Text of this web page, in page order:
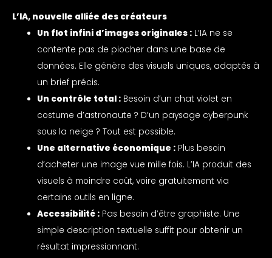
L’IA, nouvelle alliée des créateurs
Un flot infini d’images originales : L’IA ne se
contente pas de piocher dans une base de
données. Elle génère des visuels uniques, adaptés à
un brief précis.
Un contrôle total : Besoin d’un chat violet en
costume d’astronaute ? D’un paysage cyberpunk
sous la neige ? Tout est possible.
Une alternative économique : Plus besoin
d’acheter une image vue mille fois. L’IA produit des
visuels à moindre coût, voire gratuitement via
certains outils en ligne.
Accessibilité : Pas besoin d’être graphiste. Une
simple description textuelle suffit pour obtenir un
résultat impressionnant.